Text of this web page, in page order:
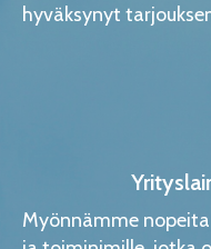
hyväksynyt
Myönnämme